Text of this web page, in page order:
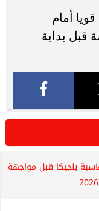
أمام
قبل بداية
بلجيكا قبل مواجهة